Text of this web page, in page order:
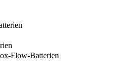
Flow-Batterien